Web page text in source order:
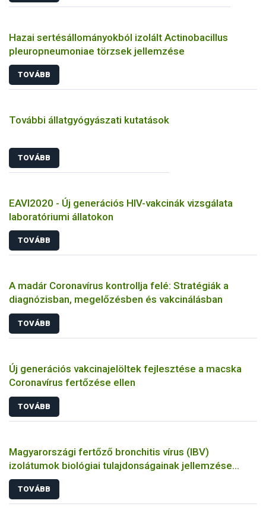
Hazai sertésállományokból izolált Actinobacillus
pleuropneumoniae törzsek jellemzése
TOVÁBB
További állatgyógyászati kutatások
TOVÁBB
EAVI2020 - Új generációs HIV-vakcinák vizsgálata
laboratóriumi állatokon
TOVÁBB
A madár Coronavírus kontrollja felé: Stratégiák a
diagnózisban, megelőzésben és vakcinálásban
TOVÁBB
Új generációs vakcinajelöltek fejlesztése a macska
Coronavírus fertőzése ellen
TOVÁBB
Magyarországi fertőző bronchitis vírus (IBV)
izolátumok biológiai tulajdonságainak jellemzése
állatkísérletes és molekuláris biológiai eszközökkel
TOVÁBB